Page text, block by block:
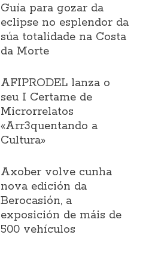
Guía para gozar da
eclipse no esplendor da
súa totalidade na Costa
da Morte
AFIPRODEL lanza o
seu I Certame de
Microrrelatos
«Arr3quentando a
Cultura»
Axober volve cunha
nova edición da
Berocasión, a
exposición de máis de
500 vehículos